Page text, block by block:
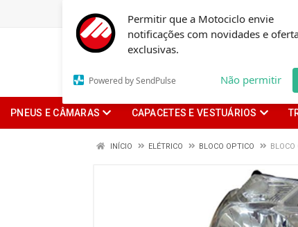
Permitir que a Motociclo envie
notificações com novidades e
exclusivas.
Powered by SendPulse Não permitir
PNEUS E CÂMARAS CAPACETES E VESTUÁRIOS
INÍCIO ELÉTRICO BLOCO OPTICO BLOCO